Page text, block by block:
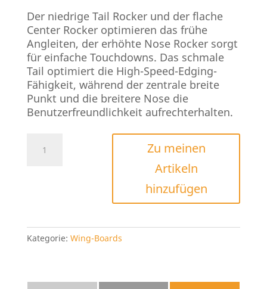
Der niedrige Tail Rocker und der flache
Center Rocker optimieren das frühe
Angleiten, der erhöhte Nose Rocker sorgt
für einfache Touchdowns. Das schmale
Tail optimiert die High-Speed-Edging-
Fähigkeit, während der zentrale breite
Punkt und die breitere Nose die
Benutzerfreundlichkeit aufrechterhalten.
Arcade
Zu meinen
Artikeln
hinzufügen
Kategorie: Wing-Boards